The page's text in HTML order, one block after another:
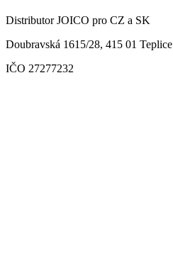
Distributor JOICO pro CZ a SK
Doubravská 1615/28, 415 01 Teplice
IČO 27277232